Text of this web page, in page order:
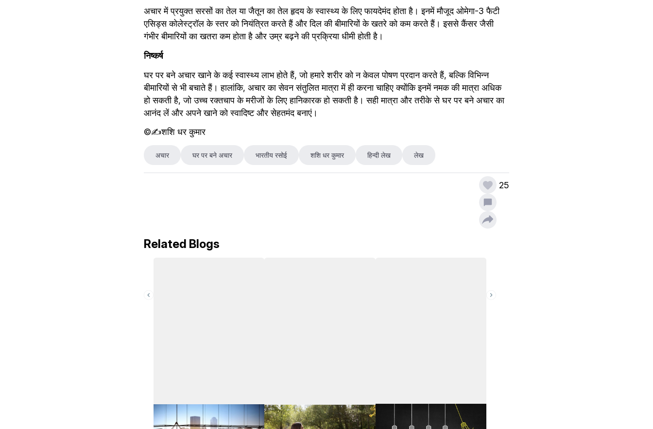
अचार में प्रयुक्त सरसों का तेल या जैतून का तेल हृदय के स्वास्थ्य के लिए फायदेमंद होता है। इनमें मौजूद ओमेगा-3 फैटी
एसिड्स कोलेस्ट्रॉल के स्तर को नियंत्रित करते हैं और दिल की बीमारियों के खतरे को कम करते हैं। इससे कैंसर जैसी
गंभीर बीमारियों का खतरा कम होता है और उम्र बढ़ने की प्रक्रिया धीमी होती है।
निष्कर्ष
घर पर बने अचार खाने के कई स्वास्थ्य लाभ होते हैं, जो हमारे शरीर को न केवल पोषण प्रदान करते हैं, बल्कि विभिन्न
बीमारियों से भी बचाते हैं। हालांकि, अचार का सेवन संतुलित मात्रा में ही करना चाहिए क्योंकि इनमें नमक की मात्रा अधिक
हो सकती है, जो उच्च रक्तचाप के मरीजों के लिए हानिकारक हो सकती है। सही मात्रा और तरीके से घर पर बने अचार का
आनंद लें और अपने खाने को स्वादिष्ट और सेहतमंद बनाएं।
©️✍️शशि धर कुमार
अचार घर पर बने अचार भारतीय रसोई शशि धर कुमार हिन्दी लेख लेख
25
Related Blogs